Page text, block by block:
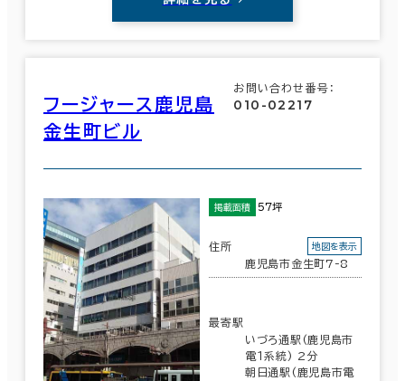
フージャース鹿児島
金生町ビル
お問い合わせ番号：
010-02217
掲載面積 57坪
住所
鹿児島市金生町7-8
地図を表示
最寄駅
いづろ通駅(鹿児島市
電１系統) 2分
朝日通駅(鹿児島市電